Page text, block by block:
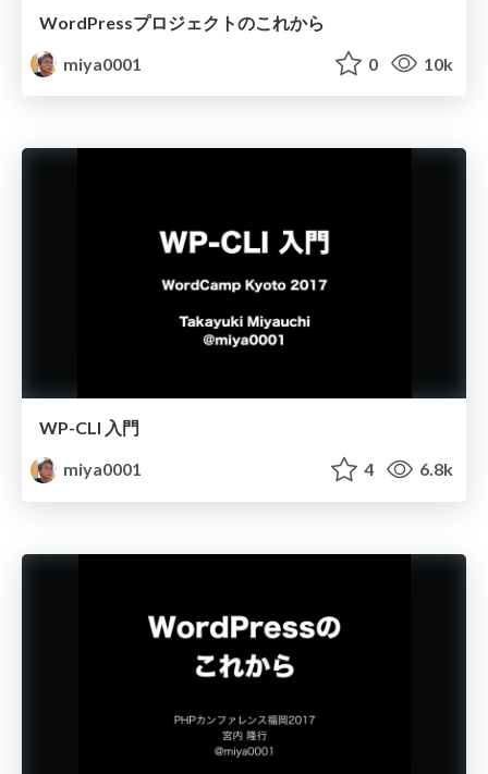
WordPressプロジェクトのこれから
miya0001
0 10k
WP-CLI 入門
miya0001
4 6.8k